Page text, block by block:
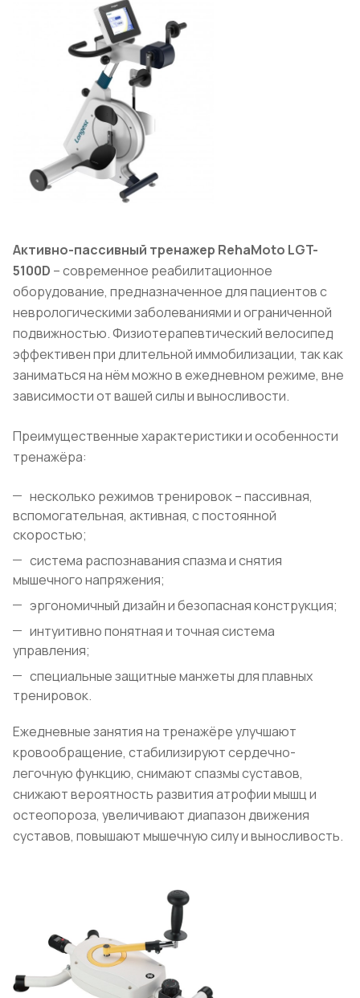
Активно-пассивный тренажер RehaMoto LGT-
5100D – современное реабилитационное
оборудование, предназначенное для пациентов с
неврологическими заболеваниями и ограниченной
подвижностью. Физиотерапевтический велосипед
эффективен при длительной иммобилизации, так как
заниматься на нём можно в ежедневном режиме, вне
зависимости от вашей силы и выносливости.
Преимущественные характеристики и особенности
тренажёра:
несколько режимов тренировок – пассивная,
вспомогательная, активная, с постоянной
скоростью;
система распознавания спазма и снятия
мышечного напряжения;
эргономичный дизайн и безопасная конструкция;
интуитивно понятная и точная система
управления;
специальные защитные манжеты для плавных
тренировок.
Ежедневные занятия на тренажёре улучшают
кровообращение, стабилизируют сердечно-
легочную функцию, снимают спазмы суставов,
снижают вероятность развития атрофии мышц и
остеопороза, увеличивают диапазон движения
суставов, повышают мышечную силу и выносливость.